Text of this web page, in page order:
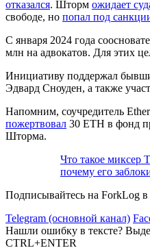
отказался. Шторм ожидает
свободе, но попал под
С января 2024 года
млн на адвокатов. Для этих
Инициативу поддержал
Эдвард Сноуден, а также
Напомним, соучредитель
пожертвовал 30 ETH в фонд
Шторма.
Что такое миксер
почему его
Подписывайтесь на ForkLog в
Telegram (основной канал)
Нашли ошибку в тексте?
CTRL+ENTER